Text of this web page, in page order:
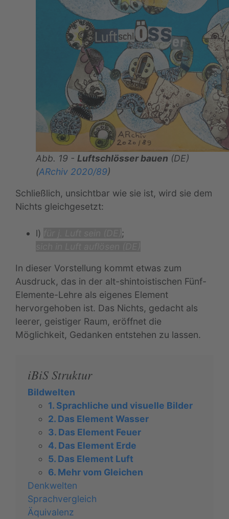
Abb. 19 - Luftschlösser bauen (DE)
(ARchiv 2020/89)
Schließlich, unsichtbar wie sie ist, wird sie dem
Nichts gleichgesetzt:
l)
;
In dieser Vorstellung kommt etwas zum
Ausdruck, das in der alt-shintoistischen Fünf-
Elemente-Lehre als eigenes Element
hervorgehoben ist. Das Nichts, gedacht als
leerer, geistiger Raum, eröffnet die
Möglichkeit, Gedanken entstehen zu lassen.
iBiS Struktur
Bildwelten
1. Sprachliche und visuelle Bilder
2. Das Element Wasser
3. Das Element Feuer
4. Das Element Erde
5. Das Element Luft
6. Mehr vom Gleichen
Denkwelten
Sprachvergleich
Äquivalenz